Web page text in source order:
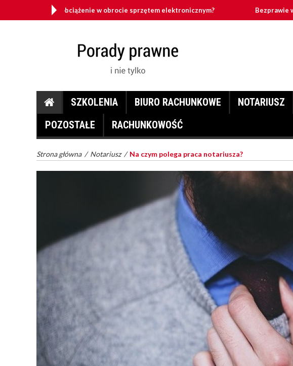
obciążenie w obrocie sprzętem elektronicznym? Bezprawie w fiskusie
SZKOLENIA BIURO RACHUNKOWE NOTARIUSZ
POZOSTAŁE
RACHUNKOWOŚĆ
Strona główna / Notariusz / Na czym polega praca notariusza?